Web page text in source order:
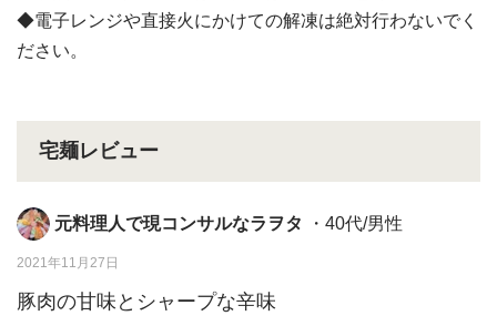
◆電子レンジや直接火にかけての解凍は絶対行わないでく
ださい。
宅麺レビュー
元料理人で現コンサルなラヲタ ・40代/男性
2021年11月27日
豚肉の甘味とシャープな辛味